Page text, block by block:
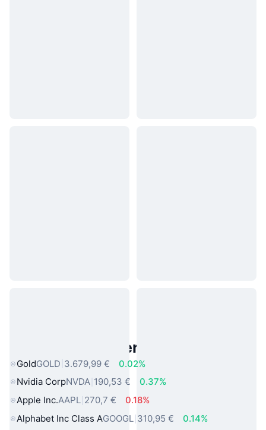
Beliebte reale Vermögenswerte
GoldGOLD 3.679,99 €
0.02%
Nvidia CorpNVDA 190,53 €
0.37%
Apple Inc.AAPL 270,7 €
0.18%
Alphabet Inc Class AGOOGL 310,95 € 0.14%